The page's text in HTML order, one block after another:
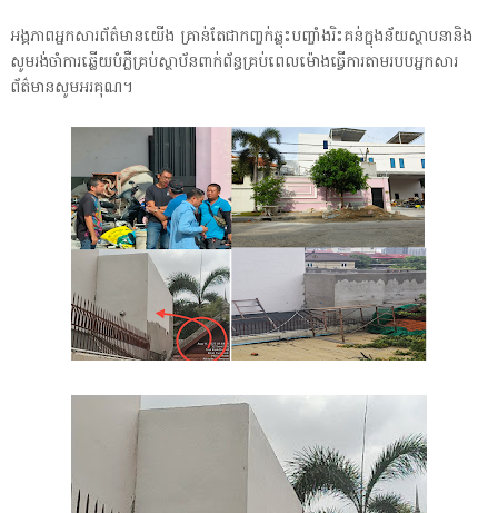
អង្គភាពអ្នកសារព័ត៌មានយើង គ្រាន់តែជាកញ្ចក់ឆ្លុះបញ្ចាំងរិះគន់ក្នុងន័យស្ថាបនានិង
សូមរង់ចាំការឆ្លើយបំភ្លឺគ្រប់ស្ថាប័នពាក់ព័ន្ធគ្រប់ពេលម៉ោងធ្វើការតាមរបបអ្នកសារ
ព័ត៌មានសូមអរគុណ។